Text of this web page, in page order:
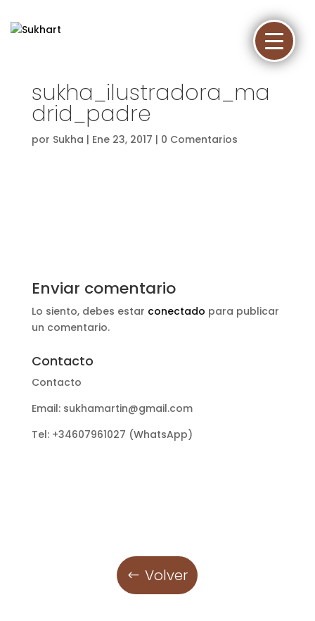
sukha_ilustradora_ma
drid_padre
por Sukha | Ene 23, 2017 | 0 Comentarios
Enviar comentario
Lo siento, debes estar conectado para publicar
un comentario.
Contacto
Contacto
Email: sukhamartin@gmail.com
Tel: +34607961027 (WhatsApp)
Volver